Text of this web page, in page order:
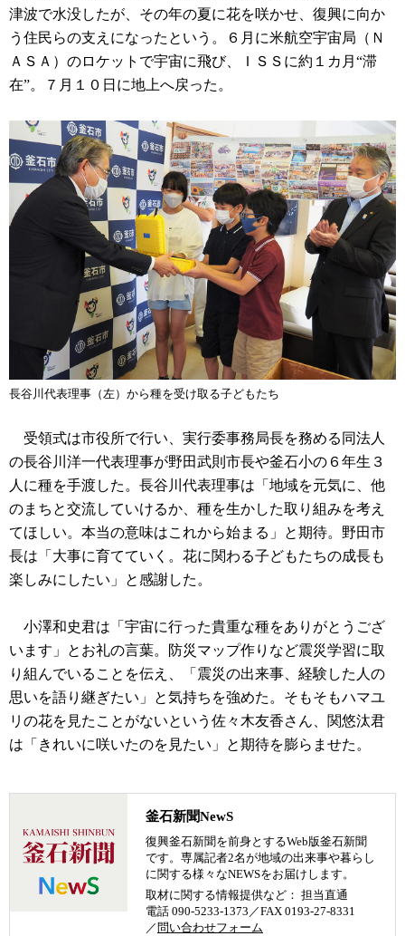
津波で水没したが、その年の夏に花を咲かせ、復興に向か
う住民らの支えになったという。６月に米航空宇宙局（Ｎ
ＡＳＡ）のロケットで宇宙に飛び、ＩＳＳに約１カ月“滞
在”。７月１０日に地上へ戻った。
長谷川代表理事（左）から種を受け取る子どもたち
受領式は市役所で行い、実行委事務局長を務める同法人
の長谷川洋一代表理事が野田武則市長や釜石小の６年生３
人に種を手渡した。長谷川代表理事は「地域を元気に、他
のまちと交流していけるか、種を生かした取り組みを考え
てほしい。本当の意味はこれから始まる」と期待。野田市
長は「大事に育てていく。花に関わる子どもたちの成長も
楽しみにしたい」と感謝した。
小澤和史君は「宇宙に行った貴重な種をありがとうござ
います」とお礼の言葉。防災マップ作りなど震災学習に取
り組んでいることを伝え、「震災の出来事、経験した人の
思いを語り継ぎたい」と気持ちを強めた。そもそもハマユ
リの花を見たことがないという佐々木友香さん、関悠汰君
は「きれいに咲いたのを見たい」と期待を膨らませた。
釜石新聞NewS
復興釜石新聞を前身とするWeb版釜石新聞
です。専属記者2名が地域の出来事や暮らし
に関する様々なNEWSをお届けします。
取材に関する情報提供など： 担当直通
電話 090-5233-1373／FAX 0193-27-8331
／問い合わせフォーム